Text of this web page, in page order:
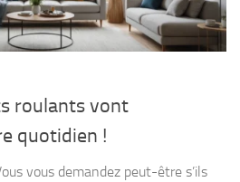
roulants vont
quotidien !
vous demandez peut-être s’ils